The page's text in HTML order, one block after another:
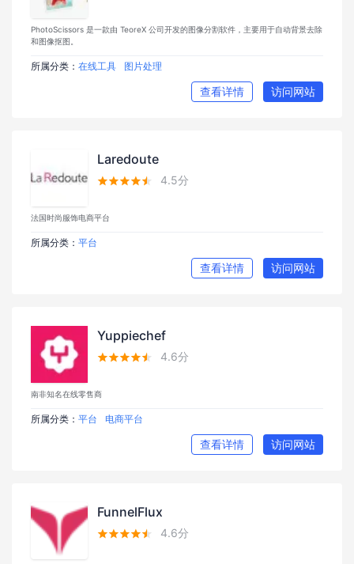
PhotoScissors 是一款由 TeoreX 公司开发的图像分割软件，主要用于自动背景去除
和图像抠图。
所属分类： 在线工具 图片处理
查看详情 访问网站
Laredoute
 4.5分
法国时尚服饰电商平台
所属分类： 平台
查看详情 访问网站
Yuppiechef
 4.6分
南非知名在线零售商
所属分类： 平台 电商平台
查看详情 访问网站
FunnelFlux
 4.6分